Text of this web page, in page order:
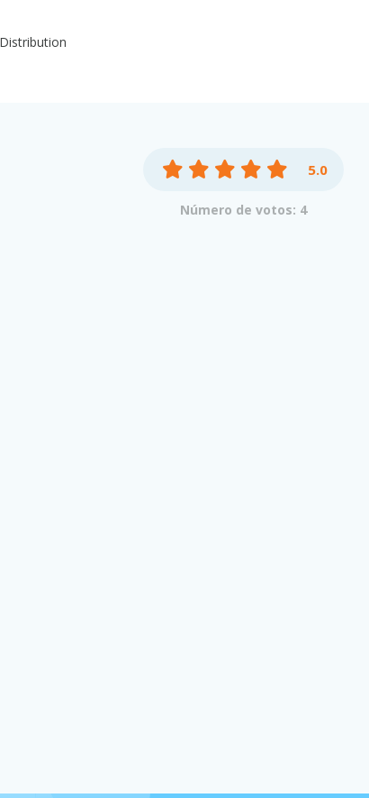
5.0
Número de votos: 4